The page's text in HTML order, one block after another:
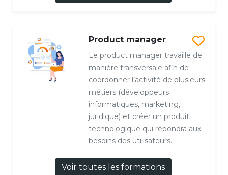
Product manager
Le product manager travaille de
manière transversale afin de
coordonner l’activité de plusieurs
métiers (développeurs
informatiques, marketing,
juridique) et créer un produit
technologique qui répondra aux
besoins des utilisateurs.
Voir toutes les formations